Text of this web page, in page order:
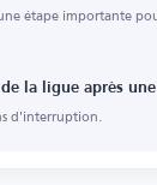
étape importante
la ligue après
d'interruption.